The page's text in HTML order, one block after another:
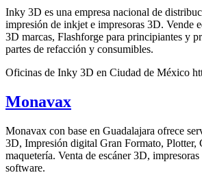
Inky 3D es una empresa nacional de
impresión de inkjet e impresoras 3D. Vende
3D marcas, Flashforge para principiantes y
partes de refacción y consumibles.
Oficinas de Inky 3D en Ciudad de México
Monavax
Monavax con base en Guadalajara ofrece
3D, Impresión digital Gran Formato, Plotter,
maquetería. Venta de escáner 3D,
software.